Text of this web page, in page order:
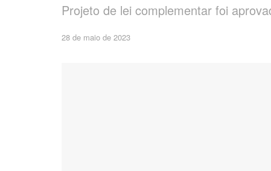
Projeto de lei complementar foi
28 de maio de 2023